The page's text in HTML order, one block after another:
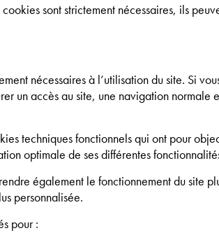
sont strictement nécessaires, ils
nécessaires à l’utilisation du site. Si
un accès au site, une navigation
techniques fonctionnels qui ont pour
optimale de ses différentes
également le fonctionnement du site
personnalisée.
pour :